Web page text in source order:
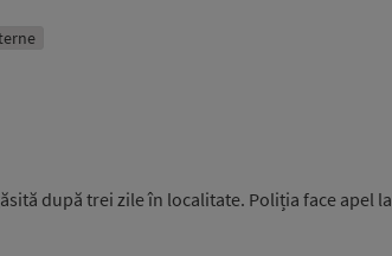
după trei zile în localitate. Poliția face apel la